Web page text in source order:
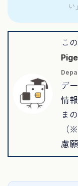
い
こ
デ
情
ま
（
慮